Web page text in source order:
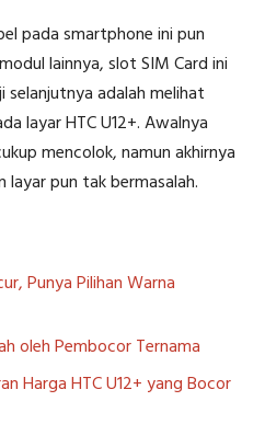
pada smartphone ini pun
lainnya, slot SIM Card ini
selanjutnya adalah melihat
layar HTC U12+. Awalnya
mencolok, namun akhirnya
layar pun tak bermasalah.
Punya Pilihan Warna
oleh Pembocor Ternama
Harga HTC U12+ yang Bocor